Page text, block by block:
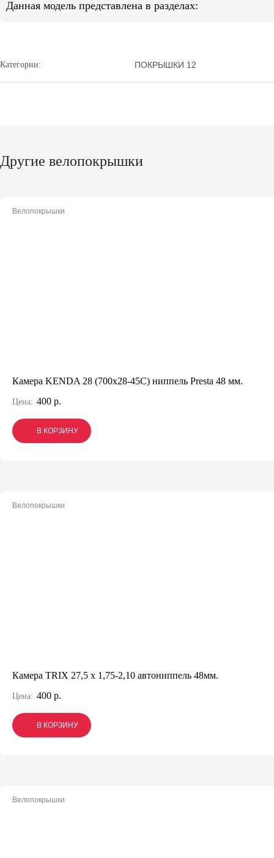
Данная модель представлена в разделах:
Категории: ПОКРЫШКИ 12
Другие велопокрышки
Велопокрышки
Камера KENDA 28 (700x28-45C) ниппель Presta 48 мм.
Цена: 400 р.
В КОРЗИНУ
В КОРЗИНУ
В КОРЗИНУ
Велопокрышки
Камера TRIX 27,5 x 1,75-2,10 автониппель 48мм.
Цена: 400 р.
В КОРЗИНУ
В КОРЗИНУ
В КОРЗИНУ
Велопокрышки